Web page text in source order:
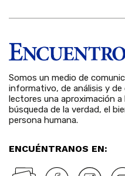
Somos un medio de
informativo, de análisis y
lectores una aproximación
búsqueda de la verdad, el
persona humana.
ENCUÉNTRANOS EN: